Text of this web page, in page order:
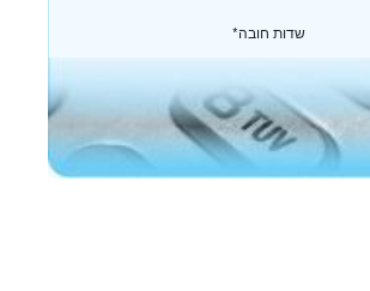
*שדות חובה